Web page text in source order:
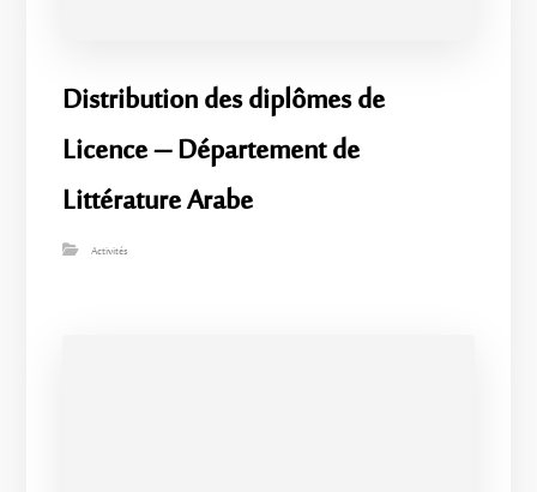
​Distribution des diplômes de
Licence – Département de
Littérature Arabe
Activités